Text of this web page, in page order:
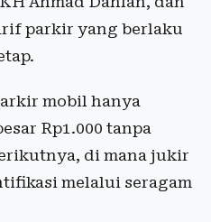
parkir yang berlaku
mobil hanya
Rp1.000 tanpa
di mana jukir
melalui seragam